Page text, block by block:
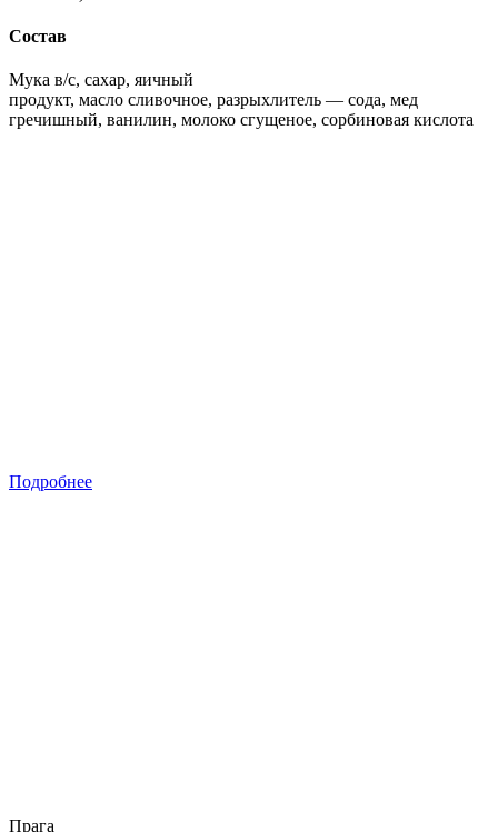
Состав
Мука в/с, сахар, яичный
продукт, масло сливочное, разрыхлитель — сода, мед
гречишный, ванилин, молоко сгущеное, сорбиновая кислота
Подробнее
Прага